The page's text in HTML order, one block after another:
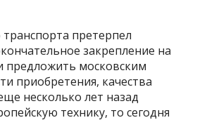
претерпел
закрепление на
предложить московским
приобретения, качества
несколько лет назад
технику, то сегодня